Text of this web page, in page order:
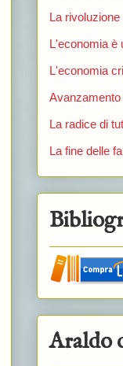
La
L'economia è
L'economia
La radice di
La fine delle
Araldo